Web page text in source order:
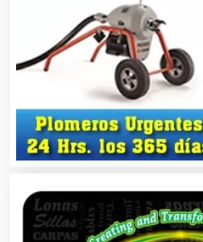
Bebidas
Belleza
Bordados y
Boutiques